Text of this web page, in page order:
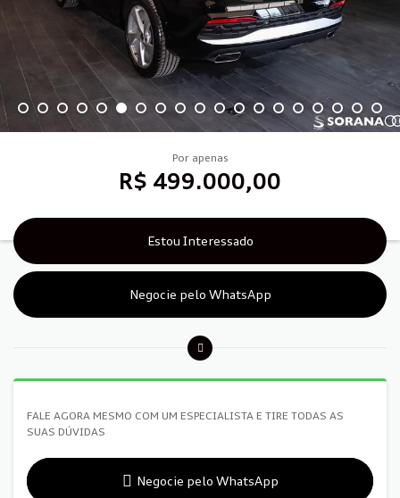
Por apenas
R$ 499.000,00
Estou Interessado
Negocie pelo WhatsApp
FALE AGORA MESMO COM UM ESPECIALISTA E TIRE TODAS AS
SUAS DÚVIDAS
Negocie pelo WhatsApp